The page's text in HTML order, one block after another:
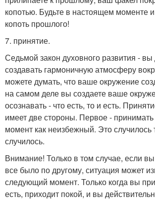
копотью. Будьте в настоящем моменте
копоть прошлого!
7. принятие.
Седьмой закон духовного развития -
создавать гармоничную атмосферу
можете думать, что ваше окружение
на самом деле вы создаете ваше
осознавать - что есть, то и есть.
имеет две стороны. Первое -
момент как неизбежный. Это случилось
случилось.
Внимание! Только в том случае, если
все было по другому, ситуация может
следующий момент. Только когда вы
есть, приходит покой, и вы